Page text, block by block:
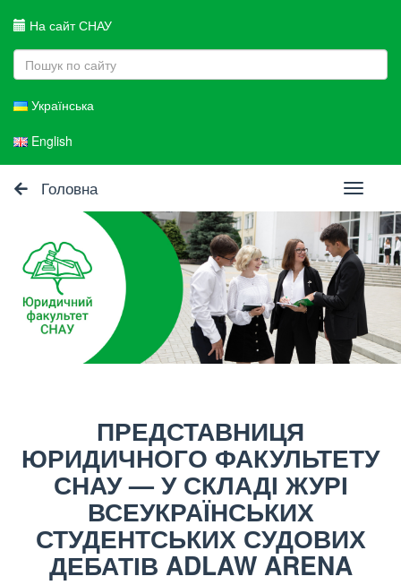
На сайт СНАУ
Українська
English
Головна
Toggle
ПРЕДСТАВНИЦЯ
ЮРИДИЧНОГО ФАКУЛЬТЕТУ
СНАУ — У СКЛАДІ ЖУРІ
ВСЕУКРАЇНСЬКИХ
СТУДЕНТСЬКИХ СУДОВИХ
ДЕБАТІВ ADLAW ARENA